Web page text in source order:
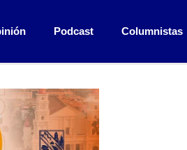
Podcast Columnistas